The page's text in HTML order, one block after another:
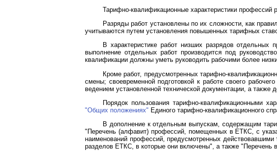
Тарифно-квалификационные характеристики профессий
Разряды работ установлены по их сложности, как
учитываются путем установления повышенных тарифных
В характеристике работ низших разрядов
выполнение отдельных работ производится под
квалификации должны уметь руководить рабочими более
Кроме работ, предусмотренных тарифно-
смены; своевременной подготовкой к работе своего
ведением установленной технической документации, а
Порядок пользования тарифно-квалификационными
"Общих положениях" Единого тарифно-квалификационного
В дополнение к отдельным выпускам, содержащим
"Перечень (алфавит) профессий, помещенных в ЕТКС, с
наименований профессий, предусмотренных
разделов ЕТКС, в которые они включены", а также "Перечень